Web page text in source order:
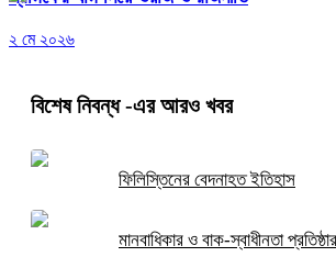
২ মে ২০২৬
বিশেষ নিবন্ধ-এর আরও খবর
ফিলিস্তিনের বেদনাহত ইতিহাস
মানবাধিকার ও বাক-স্বাধীনতা